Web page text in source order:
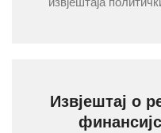
Извјештај о